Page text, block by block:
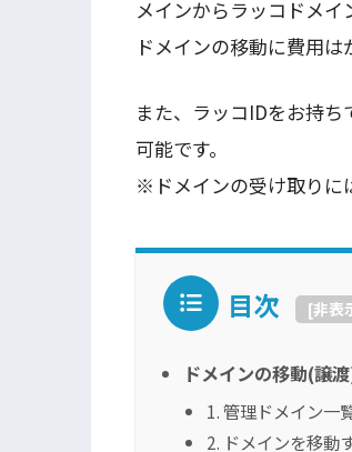
メインからラッコドメイ
ドメインの移動に費用は
また、ラッコIDをお持
可能です。
※ドメインの受け取りに
目次 [非表
ドメインの移動(譲
1. 管理ドメイン一
2. ドメインを移動